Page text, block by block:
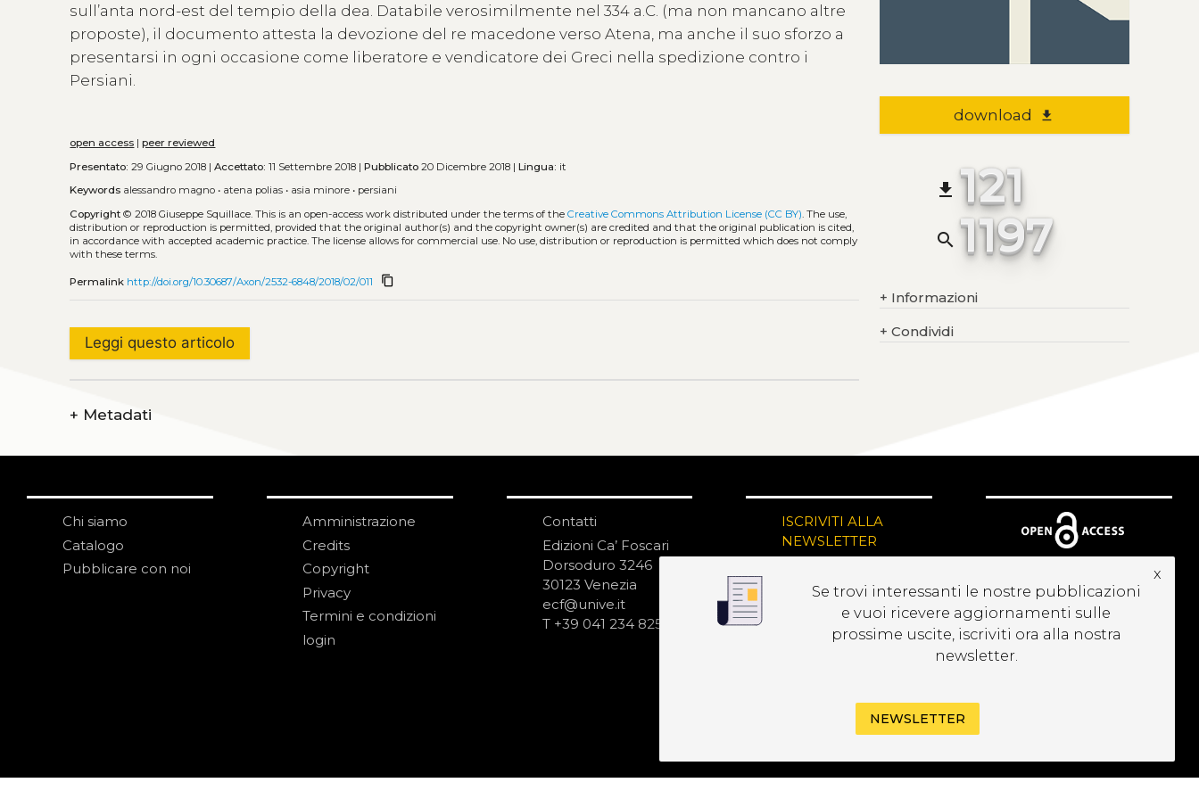
sull’anta nord-est del tempio della dea. Databile verosimilmente nel 334 a.C. (ma non mancano altre
proposte), il documento attesta la devozione del re macedone verso Atena, ma anche il suo sforzo a
presentarsi in ogni occasione come liberatore e vendicatore dei Greci nella spedizione contro i
Persiani.
open access |peer reviewed
Presentato: 29 Giugno 2018 |Accettato: 11 Settembre 2018 |Pubblicato 20 Dicembre 2018 |Lingua: it
Keywords alessandro magno • atena polias • asia minore • persiani
Copyright © 2018 Giuseppe Squillace.This is an open-access work distributed under the terms of theCreative Commons Attribution License (CC BY) . The use,
distribution or reproduction is permitted, provided that the original author(s) and the copyright owner(s) are credited and that the original publication is cited,
in accordance with accepted academic practice. The license allows for commercial use. No use, distribution or reproduction is permitted which does not comply
with these terms.
Permalink http://doi.org/10.30687/Axon/2532-6848/2018/02/011 content_copy
Leggi questo articolo
+ Metadati
download file_download
file_download 121
search 1197
+ Informazioni
+ Condividi
Chi siamo
Catalogo
Pubblicare con noi
Amministrazione
Credits
Copyright
Privacy
Termini e condizioni
login
Contatti
Edizioni Ca’ Foscari
Dorsoduro 3246
30123 Venezia
ecf@unive.it
T +39 041 234 8250
ISCRIVITI ALLA
NEWSLETTER
Se trovi interessanti le nostre pubblicazioni
e vuoi ricevere aggiornamenti sulle
prossime uscite, iscriviti ora alla nostra
newsletter.
x
NEWSLETTER